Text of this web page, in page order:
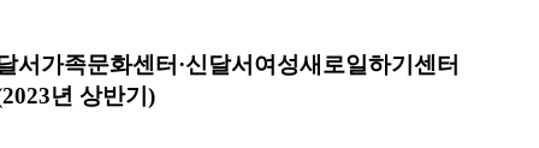
서가족문화센터·신달서여성새로일하기센터
년 상반기)